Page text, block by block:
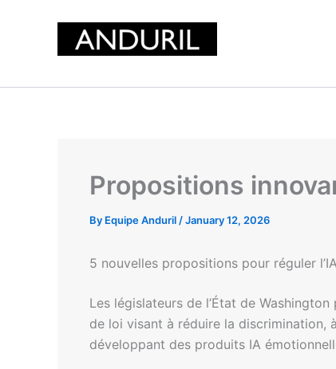
Propositions
By Equipe Anduril /January 12, 2026
5 nouvelles propositions pour réguler
Les législateurs de l’État de
de loi visant à réduire la discrimination,
développant des produits IA